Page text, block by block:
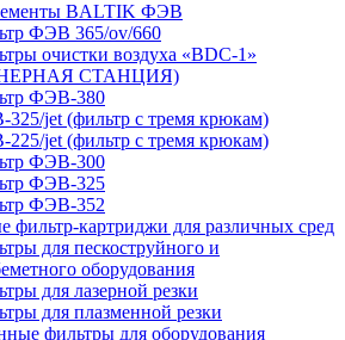
BALTIK ФЭВ
ФЭВ 365/ov/660
очистки воздуха «BDC-1»
СТАНЦИЯ)
ФЭВ-380
jet (фильтр с тремя крюкам)
jet (фильтр с тремя крюкам)
ФЭВ-300
ФЭВ-325
ФЭВ-352
фильтр-картриджи для различных сред
для пескоструйного и
оборудования
для лазерной резки
для плазменной резки
фильтры для оборудования